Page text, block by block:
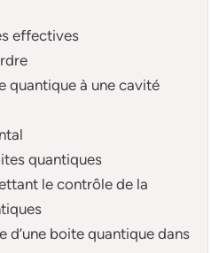
effectives
quantique à une cavité
quantiques
le contrôle de la
d’une boite quantique dans